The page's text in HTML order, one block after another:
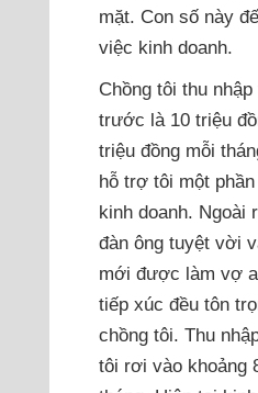
mặt. Con số này
việc kinh doanh.
Chồng tôi thu
trước là 10 triệu
triệu đồng mỗi
hỗ trợ tôi một
kinh doanh. Ngoài
đàn ông tuyệt vời
mới được làm vợ
tiếp xúc đều tôn
chồng tôi. Thu
tôi rơi vào khoảng